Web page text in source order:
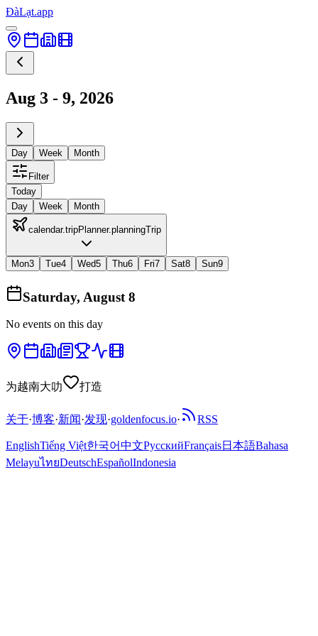
ĐàLạt.app
Aug 3 - 9, 2026
Day Week Month
Filter
Today
Day
Week Month
calendar.tripPlanner.planningTrip
Mon3 Tue4 Wed5 Thu6 Fri7 Sat8 Sun9
Saturday, August 8
No events on this day
为越南大叻 打造
关于·博客·新闻·发现·goldenfocus.io· RSS
EnglishTiếng Việt한국어中文РусскийFrançais日本語Bahasa
MelayuไทยDeutschEspañolIndonesia